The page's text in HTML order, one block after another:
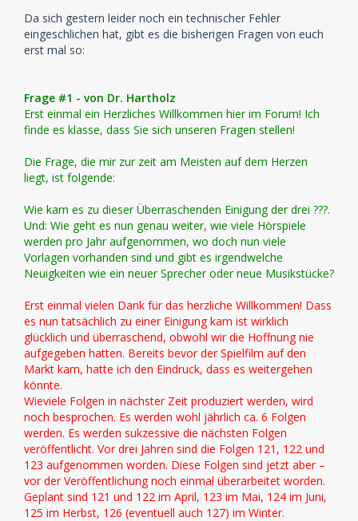
Da sich gestern leider noch ein technischer Fehler
eingeschlichen hat, gibt es die bisherigen Fragen von euch
erst mal so:
Frage #1 - von Dr. Hartholz
Erst einmal ein Herzliches Willkommen hier im Forum! Ich
finde es klasse, dass Sie sich unseren Fragen stellen!
Die Frage, die mir zur zeit am Meisten auf dem Herzen
liegt, ist folgende:
Wie kam es zu dieser Überraschenden Einigung der drei ???.
Und: Wie geht es nun genau weiter, wie viele Hörspiele
werden pro Jahr aufgenommen, wo doch nun viele
Vorlagen vorhanden sind und gibt es irgendwelche
Neuigkeiten wie ein neuer Sprecher oder neue Musikstücke?
Erst einmal vielen Dank für das herzliche Willkommen! Dass
es nun tatsächlich zu einer Einigung kam ist wirklich
glücklich und überraschend, obwohl wir die Hoffnung nie
aufgegeben hatten. Bereits bevor der Spielfilm auf den
Markt kam, hatte ich den Eindruck, dass es weitergehen
könnte.
Wieviele Folgen in nächster Zeit produziert werden, wird
noch besprochen. Es werden wohl jährlich ca. 6 Folgen
werden. Es werden sukzessive die nächsten Folgen
veröffentlicht. Vor drei Jahren sind die Folgen 121, 122 und
123 aufgenommen worden. Diese Folgen sind jetzt aber –
vor der Veröffentlichung noch einmal überarbeitet worden.
Geplant sind 121 und 122 im April, 123 im Mai, 124 im Juni,
125 im Herbst, 126 (eventuell auch 127) im Winter.